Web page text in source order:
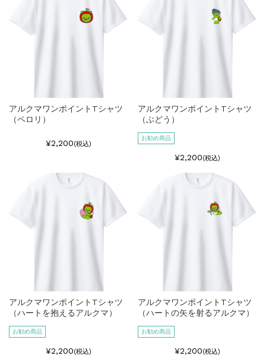
アルクマワンポイントTシャツ
（ペロリ）
¥2,200(税込)
アルクマワンポイントTシャツ
（ぶどう）
お勧め商品
¥2,200(税込)
アルクマワンポイントTシャツ
（ハートを抱えるアルクマ）
お勧め商品
¥2,200(税込)
アルクマワンポイントTシャツ
（ハートの矢を射るアルクマ）
お勧め商品
¥2,200(税込)